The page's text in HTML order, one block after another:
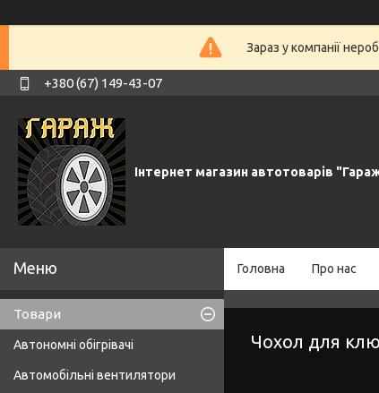
Зараз у компанії
+380 (67) 149-43-07
Інтернет магазин автотоварів
Головна Про нас
Чохол для
Товари
Автономні обігрівачі
Автомобільні вентилятори